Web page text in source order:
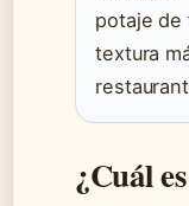
potaje de
textura
¿Cuál